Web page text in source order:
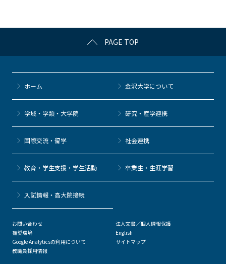
k
PAGE TOP
ホーム 金沢大学について
学域・学類・大学院 研究・産学連携
国際交流・留学 社会連携
教育・学生支援・学生活動 卒業生・生涯学習
⼊試情報・高大院接続
お問い合わせ
推奨環境
Google Analyticsの利用について
教職員採用情報
法人文書／個人情報保護
English
サイトマップ